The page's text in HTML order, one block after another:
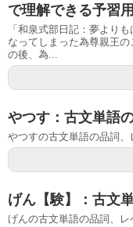
で理解できる予習
「和泉式部日記：夢より
なってしまった為尊親王
の後、為...
やつす：古文単語
やつすの古文単語の品詞、
げん【験】：古文
げんの古文単語の品詞、レ